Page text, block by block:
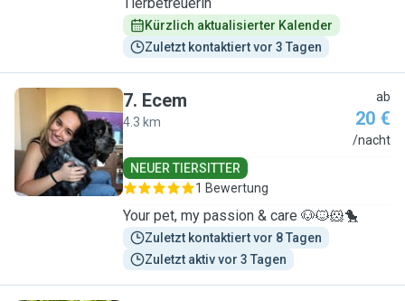
Kürzlich aktualisierter Kalender
Zuletzt kontaktiert vor 3 Tagen
E
7. Ecem
4.3 km
ab
20 €
/nacht
NEUER TIERSITTER
1 Bewertung
Your pet, my passion & care 🐶🐱🐹🐤
Zuletzt kontaktiert vor 8 Tagen
Zuletzt aktiv vor 3 Tagen